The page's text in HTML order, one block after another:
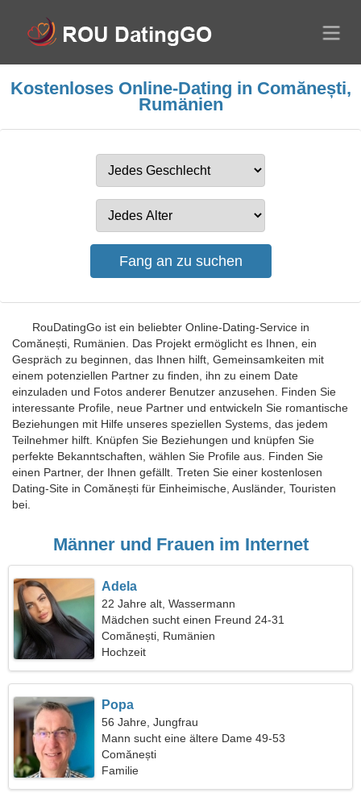
Kostenloses Online-Dating in Comănești,
Rumänien
RouDatingGo ist ein beliebter Online-Dating-Service in
Comănești, Rumänien. Das Projekt ermöglicht es Ihnen, ein
Gespräch zu beginnen, das Ihnen hilft, Gemeinsamkeiten mit
einem potenziellen Partner zu finden, ihn zu einem Date
einzuladen und Fotos anderer Benutzer anzusehen. Finden Sie
interessante Profile, neue Partner und entwickeln Sie romantische
Beziehungen mit Hilfe unseres speziellen Systems, das jedem
Teilnehmer hilft. Knüpfen Sie Beziehungen und knüpfen Sie
perfekte Bekanntschaften, wählen Sie Profile aus. Finden Sie
einen Partner, der Ihnen gefällt. Treten Sie einer kostenlosen
Dating-Site in Comănești für Einheimische, Ausländer, Touristen
bei.
Männer und Frauen im Internet
Adela
22 Jahre alt, Wassermann
Mädchen sucht einen Freund 24-31
Comănești, Rumänien
Hochzeit
Popa
56 Jahre, Jungfrau
Mann sucht eine ältere Dame 49-53
Comănești
Familie